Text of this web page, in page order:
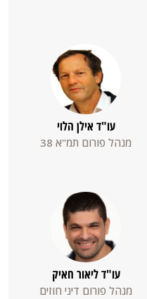
עו"ד אילן הלוי
מנהל פורום תמ"א 38
עו"ד ליאור חאיק
מנהל פורום דיני חוזים